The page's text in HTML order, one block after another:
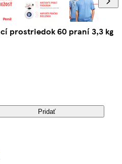
prostriedok 60 praní 3,3 kg
Pridať